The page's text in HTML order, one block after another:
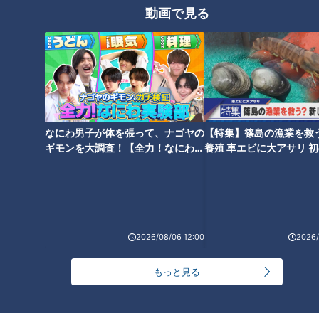
動画で見る
なにわ男子が体を張って、ナゴヤの
ギモンを大調査！【全力！なにわ実
2026/08/06 12:00
【特集】篠島の漁業を救
養殖 車エビに大アサリ
もっと見る
CBCテレビ『健康カプセル！ゲンキの時間』
＜内臓脂肪と皮下脂肪＞
身体につく脂肪は、大きく「内臓脂肪」と「皮下脂肪」に分か
れます。内臓脂肪は、胃腸など腹部を中心に内臓周りに蓄積し
た脂肪のこと。皮下脂肪は、皮膚のすぐ下につく脂肪で、特に
下腹・お尻・太ももなど下半身につきやすいそうです。